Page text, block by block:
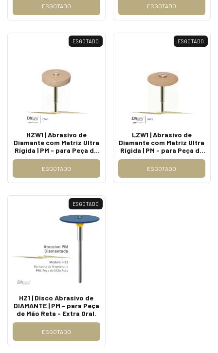
ESGOTADO ESGOTADO
ESGOTADO
HZW1 | Abrasivo de
Diamante com Matriz Ultra
Rígida | PM - para Peça de
Mão Reta - Extra Oral.
ESGOTADO
ESGOTADO
LZW1 | Abrasivo de
Diamante com Matriz Ultra
Rígida | PM - para Peça de
Mão Reta - Extra Oral.
ESGOTADO
ESGOTADO
HZ1 | Disco Abrasivo de
DIAMANTE | PM - para Peça
de Mão Reta - Extra Oral.
ESGOTADO